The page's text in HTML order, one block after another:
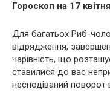
Гороскоп на 17
Для багатьох Риб-
відрядження,
чарівність, що
ставилися до вас
несподіваний поворот